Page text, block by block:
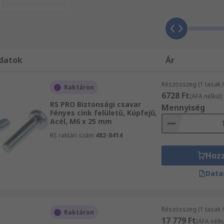
és egyéb kiegészítő árucikkek másnapi kiszállításából.
egy-egy árucikket rendel, mindenképpen részesülhet
szintű elvárásainak is megfelelnek. Kérjük,
áttekinti az RS weboldalát, meg fogja találni a
Csavarok és kiegészítő termék illetve azok
fejű süllyesztett, anyás csavarok és kiegészítő
és a felhasználhatóságot, nyerjen a
Ár
Raktáron
RS PRO Biztonsági csavar
Fényes cink felületű, Kúpfejű,
Acél, M6 x 25 mm
RS raktári szám 482-8414
Részösszeg (1 tasak
6728 Ft(ÁFA nélkül)
Mennyiség
Raktáron Részösszeg (1 tasak
17 779 Ft(ÁFA